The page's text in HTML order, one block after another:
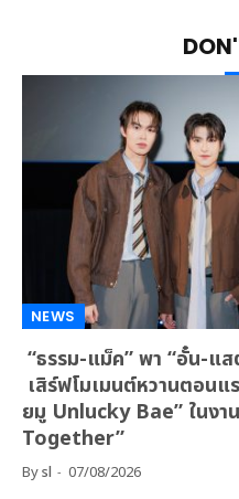
NEWS
“ธรรม-แม็ค” พา “อั๋น-แ
เสิร์ฟโมเมนต์หวานตอนแ
ยมู Unlucky Bae” ในง
Together”
Bysl 07/08/2026